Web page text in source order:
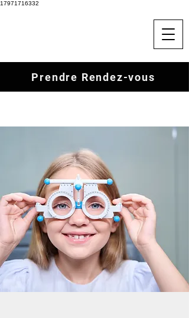
17971716332
Prendre Rendez-vous